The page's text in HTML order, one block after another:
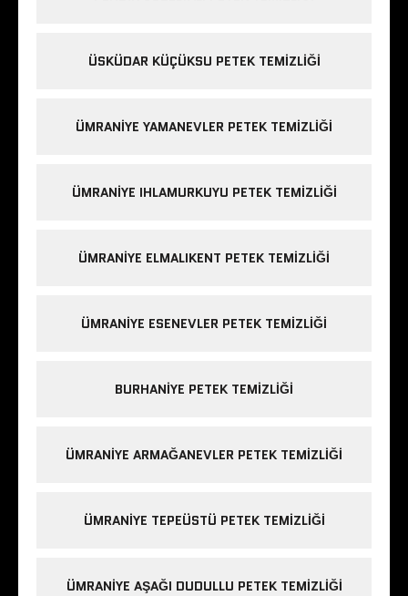
ÜSKÜDAR KÜÇÜKSU PETEK TEMIZLIĞI
ÜMRANIYE YAMANEVLER PETEK TEMIZLIĞI
ÜMRANIYE IHLAMURKUYU PETEK TEMIZLIĞI
ÜMRANIYE ELMALIKENT PETEK TEMIZLIĞI
ÜMRANIYE ESENEVLER PETEK TEMIZLIĞI
BURHANIYE PETEK TEMIZLIĞI
ÜMRANIYE ARMAĞANEVLER PETEK TEMIZLIĞI
ÜMRANIYE TEPEÜSTÜ PETEK TEMIZLIĞI
ÜMRANIYE AŞAĞI DUDULLU PETEK TEMIZLIĞI